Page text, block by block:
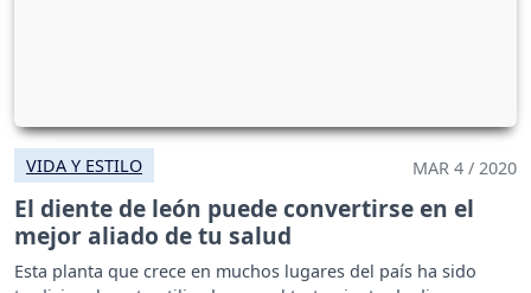
VIDA Y ESTILO MAR 4 / 2020
El diente de león puede convertirse en el
mejor aliado de tu salud
Esta planta que crece en muchos lugares del país ha sido